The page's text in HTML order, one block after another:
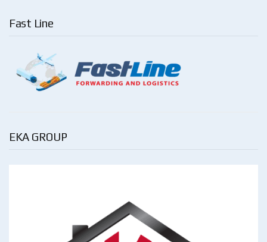
Fast Line
EKA GROUP